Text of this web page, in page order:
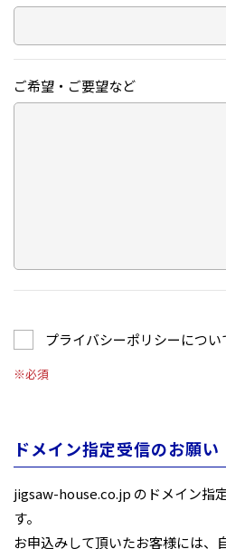
ご希望・ご要望など
プライバシーポリシーについ
※必須
ドメイン指定受信のお願い
jigsaw-house.co.jp のドメイン指
す。
お申込みして頂いたお客様には、